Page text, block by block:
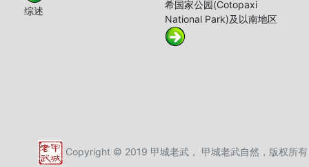
综述
希国家公园(Cotopaxi
National Park)及以南地区
Copyright © 2019 甲城老武， 甲城老武自然，版权所